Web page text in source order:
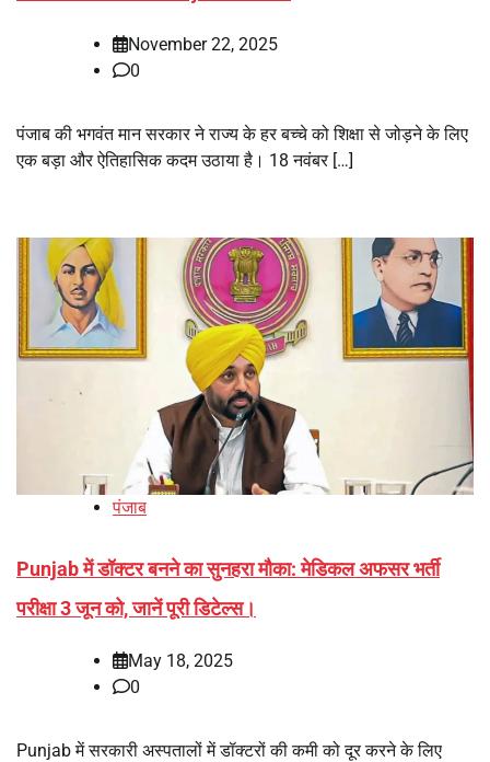
November 22, 2025
0
पंजाब की भगवंत मान सरकार ने राज्य के हर बच्चे को शिक्षा से जोड़ने के लिए
एक बड़ा और ऐतिहासिक कदम उठाया है। 18 नवंबर […]
पंजाब
Punjab में डॉक्टर बनने का सुनहरा मौका: मेडिकल अफसर भर्ती
परीक्षा 3 जून को, जानें पूरी डिटेल्स।
May 18, 2025
0
Punjab में सरकारी अस्पतालों में डॉक्टरों की कमी को दूर करने के लिए